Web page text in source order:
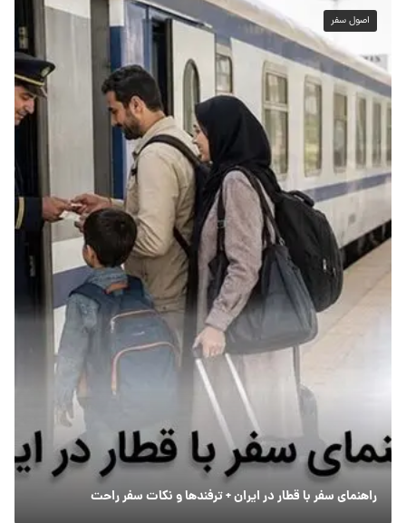
اصول سفر
راهنمای سفر با قطار در ایران + ترفندها و نکات سفر راحت